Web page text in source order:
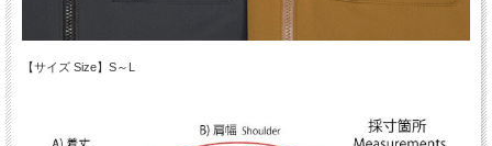
【サイズ Size】S～L